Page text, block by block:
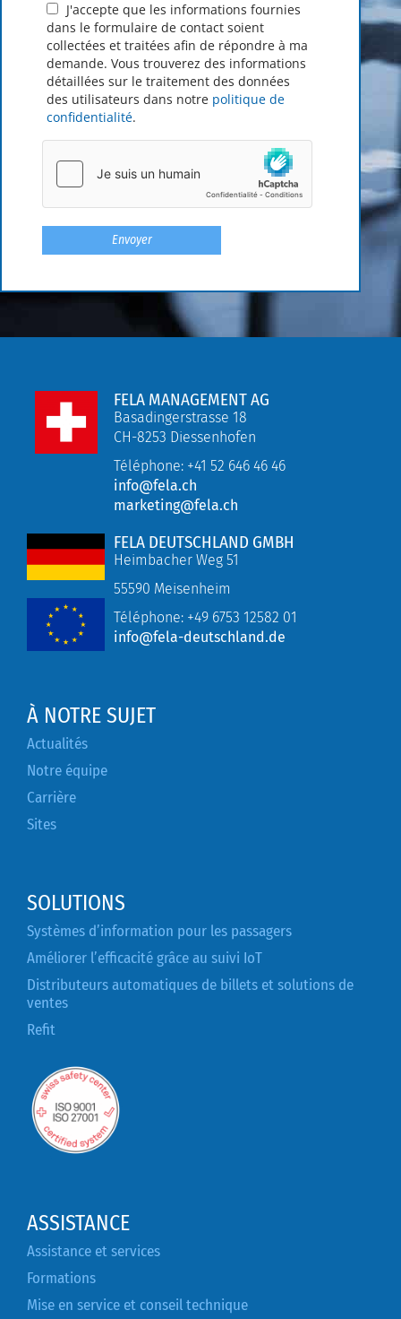
J'accepte que les informations fournies
dans le formulaire de contact soient
collectées et traitées afin de répondre à ma
demande. Vous trouverez des informations
détaillées sur le traitement des données
des utilisateurs dans notre politique de
confidentialité.
FELA MANAGEMENT AG
Basadingerstrasse 18
CH-8253 Diessenhofen
Téléphone: +41 52 646 46 46
info@fela.ch
marketing@fela.ch
FELA DEUTSCHLAND GMBH
Heimbacher Weg 51
55590 Meisenheim
Téléphone: +49 6753 12582 01
info@fela-deutschland.de
À NOTRE SUJET
Actualités
Notre équipe
Carrière
Sites
SOLUTIONS
Systèmes d’information pour les passagers
Améliorer l’efficacité grâce au suivi IoT
Distributeurs automatiques de billets et solutions de
ventes
Refit
ASSISTANCE
Assistance et services
Formations
Mise en service et conseil technique